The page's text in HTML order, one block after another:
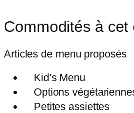
Commodités à
Articles de menu proposés
Kid’s Menu
Options
Petites assiettes